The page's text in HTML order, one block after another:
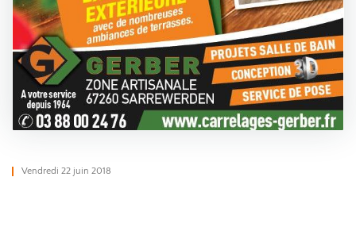
Vendredi 22 juin 2018